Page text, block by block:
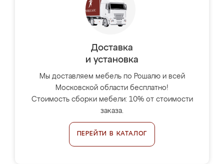
Доставка
и установка
Мы доставляем мебель по Рошалю и всей
Московской области бесплатно!
Стоимость сборки мебели: 10% от стоимости
заказа.
ПЕРЕЙТИ В КАТАЛОГ